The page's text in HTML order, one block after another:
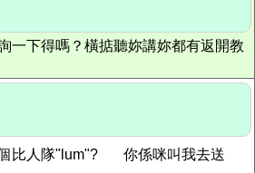
一下得嗎？橫掂聽妳講妳都有返開教
比人隊"lum"?
你係咪叫我去送